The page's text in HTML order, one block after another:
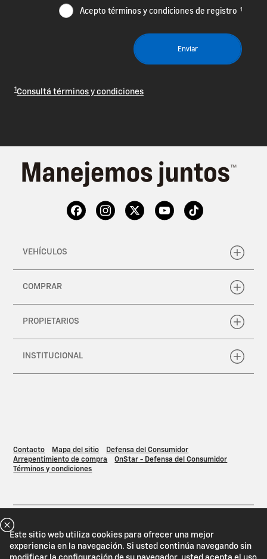
1 Consultá términos y condiciones
Este sitio web utiliza cookies para ofrecer una mejor
experiencia en la navegación. Si usted continúa navegando sin